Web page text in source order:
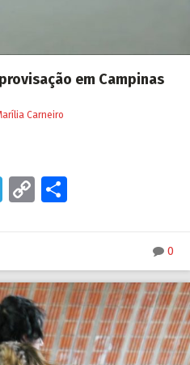
em Campinas
Carneiro
Telegram
Copy
0